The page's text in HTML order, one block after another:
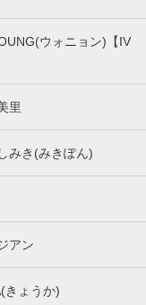
ウォニョン)【IV
里
みき(みきぽん)
アン
きょうか)